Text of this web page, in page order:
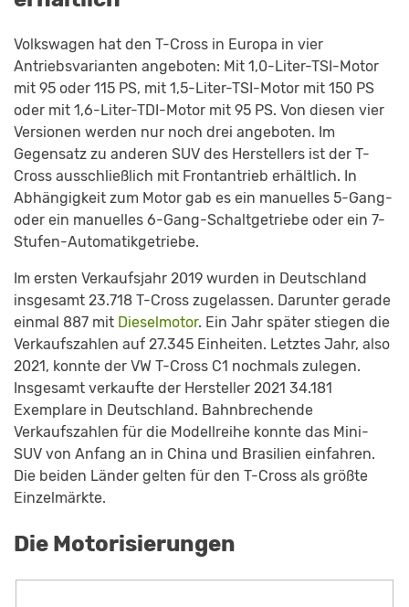
Volkswagen hat den T-Cross in Europa in vier
Antriebsvarianten angeboten: Mit 1,0-Liter-TSI-Motor
mit 95 oder 115 PS, mit 1,5-Liter-TSI-Motor mit 150 PS
oder mit 1,6-Liter-TDI-Motor mit 95 PS. Von diesen vier
Versionen werden nur noch drei angeboten. Im
Gegensatz zu anderen SUV des Herstellers ist der T-
Cross ausschließlich mit Frontantrieb erhältlich. In
Abhängigkeit zum Motor gab es ein manuelles 5-Gang-
oder ein manuelles 6-Gang-Schaltgetriebe oder ein 7-
Stufen-Automatikgetriebe.
Im ersten Verkaufsjahr 2019 wurden in Deutschland
insgesamt 23.718 T-Cross zugelassen. Darunter gerade
einmal 887 mit Dieselmotor. Ein Jahr später stiegen die
Verkaufszahlen auf 27.345 Einheiten. Letztes Jahr, also
2021, konnte der VW T-Cross C1 nochmals zulegen.
Insgesamt verkaufte der Hersteller 2021 34.181
Exemplare in Deutschland. Bahnbrechende
Verkaufszahlen für die Modellreihe konnte das Mini-
SUV von Anfang an in China und Brasilien einfahren.
Die beiden Länder gelten für den T-Cross als größte
Einzelmärkte.
Die Motorisierungen